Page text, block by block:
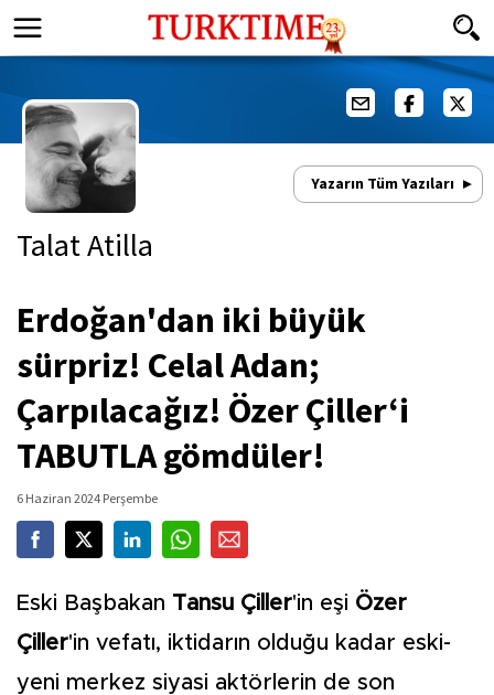
Yazarın Tüm Yazıları
Talat Atilla
Erdoğan'dan iki büyük
sürpriz! Celal Adan;
Çarpılacağız! Özer Çiller‘i
TABUTLA gömdüler!
6 Haziran 2024 Perşembe
Eski Başbakan Tansu Çiller'in eşi Özer
Çiller'in vefatı, iktidarın olduğu kadar eski-
yeni merkez siyasi aktörlerin de son